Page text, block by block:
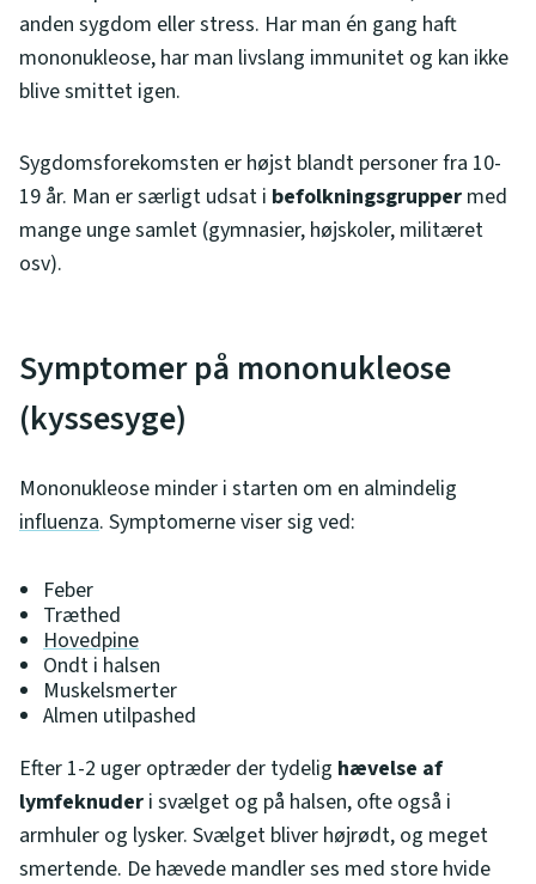
anden sygdom eller stress. Har man én gang haft
mononukleose, har man livslang immunitet og kan ikke
blive smittet igen.
Sygdomsforekomsten er højst blandt personer fra 10-
19 år. Man er særligt udsat i befolkningsgrupper med
mange unge samlet (gymnasier, højskoler, militæret
osv).
Symptomer på mononukleose
(kyssesyge)
Mononukleose minder i starten om en almindelig
influenza. Symptomerne viser sig ved:
Feber
Træthed
Hovedpine
Ondt i halsen
Muskelsmerter
Almen utilpashed
Efter 1-2 uger optræder der tydelig hævelse af
lymfeknuder i svælget og på halsen, ofte også i
armhuler og lysker. Svælget bliver højrødt, og meget
smertende. De hævede mandler ses med store hvide